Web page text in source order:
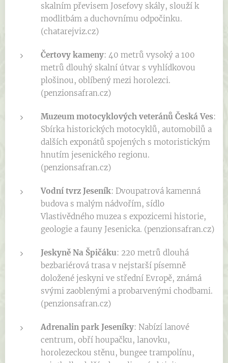
skalním převisem Josefovy skály, slouží k
modlitbám a duchovnímu odpočinku.
(chatarejviz.cz)
Čertovy kameny: 40 metrů vysoký a 100
metrů dlouhý skalní útvar s vyhlídkovou
plošinou, oblíbený mezi horolezci.
(penzionsafran.cz)
Muzeum motocyklových veteránů Česká Ves:
Sbírka historických motocyklů, automobilů a
dalších exponátů spojených s motoristickým
hnutím jesenického regionu.
(penzionsafran.cz)
Vodní tvrz Jeseník: Dvoupatrová kamenná
budova s malým nádvořím, sídlo
Vlastivědného muzea s expozicemi historie,
geologie a fauny Jesenicka. (penzionsafran.cz)
Jeskyně Na Špičáku: 220 metrů dlouhá
bezbariérová trasa v nejstarší písemně
doložené jeskyni ve střední Evropě, známá
svými zaoblenými a probarvenými chodbami.
(penzionsafran.cz)
Adrenalin park Jeseníky: Nabízí lanové
centrum, obří houpačku, lanovku,
horolezeckou stěnu, bungee trampolínu,